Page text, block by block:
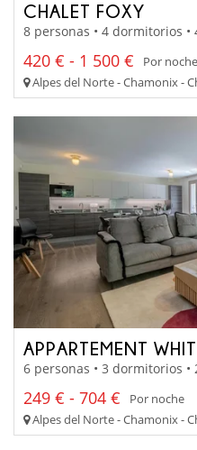
CHALET FOXY
8 personas • 4 dormitorios •
420 € - 1 500 €
Por noche
Alpes del Norte - Chamonix -
APPARTEMENT
6 personas • 3 dormitorios •
249 € - 704 €
Por noche
Alpes del Norte - Chamonix -